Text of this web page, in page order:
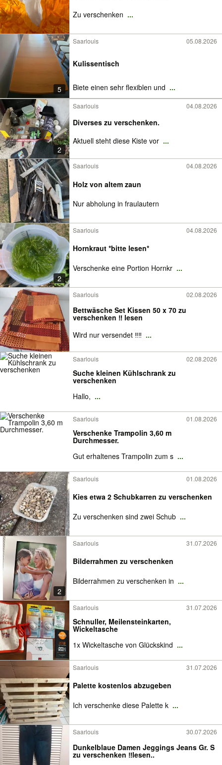
Zu verschenken ...
5
Saarlouis 05.08.2026
Kulissentisch
Biete einen sehr flexiblen und ...
2
Saarlouis 04.08.2026
Diverses zu verschenken.
Aktuell steht diese Kiste vor ...
Saarlouis 04.08.2026
Holz von altem zaun
Nur abholung in fraulautern
2
Saarlouis 04.08.2026
Hornkraut *bitte lesen*
Verschenke eine Portion Hornkr ...
Saarlouis 02.08.2026
Bettwäsche Set Kissen 50 x 70 zu
verschenken ‼️ lesen
Wird nur versendet ‼️‼️ ...
Saarlouis 02.08.2026
Suche kleinen Kühlschrank zu
verschenken
Hallo, ...
Saarlouis 01.08.2026
Verschenke Trampolin 3,60 m
Durchmesser.
Gut erhaltenes Trampolin zum s ...
Saarlouis 01.08.2026
Kies etwa 2 Schubkarren zu verschenken
Zu verschenken sind zwei Schub ...
2
Saarlouis 31.07.2026
Bilderrahmen zu verschenken
Bilderrahmen zu verschenken in ...
Saarlouis 31.07.2026
Schnuller, Meilensteinkarten,
Wickeltasche
1x Wickeltasche von Glückskind ...
Saarlouis 31.07.2026
Palette kostenlos abzugeben
Ich verschenke diese Palette k ...
Saarlouis 30.07.2026
Dunkelblaue Damen Jeggings Jeans Gr. S
zu verschenken ‼️lesen..